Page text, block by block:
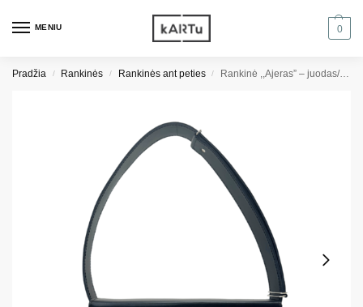
MENIU 0
Pradžia / Rankinės / Rankinės ant peties / Rankinė ,,Ajeras” – juodas/juodas roplys